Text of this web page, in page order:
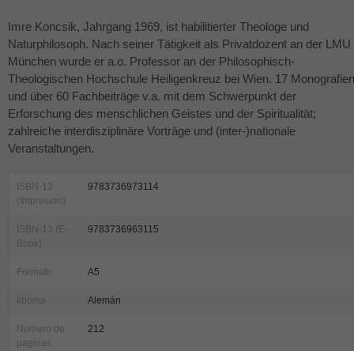
Imre Koncsik, Jahrgang 1969, ist habilitierter Theologe und
Naturphilosoph. Nach seiner Tätigkeit als Privatdozent an der LMU
München wurde er a.o. Professor an der Philosophisch-
Theologischen Hochschule Heiligenkreuz bei Wien. 17 Monografien
und über 60 Fachbeiträge v.a. mit dem Schwerpunkt der
Erforschung des menschlichen Geistes und der Spiritualität;
zahlreiche interdisziplinäre Vorträge und (inter-)nationale
Veranstaltungen.
ISBN-13
(Impresion)
9783736973114
ISBN-13 (E-
Book)
9783736963115
Formato A5
Idioma Alemán
Numero de
paginas
212